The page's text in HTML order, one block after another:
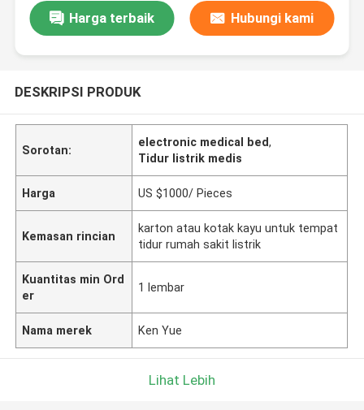
Harga terbaik Hubungi kami
DESKRIPSI PRODUK
Sorotan:
electronic medical bed,
Tidur listrik medis
Harga US $1000/ Pieces
Kemasan rincian
karton atau kotak kayu untuk tempat
tidur rumah sakit listrik
Kuantitas min Ord
er
1 lembar
Nama merek Ken Yue
Lihat Lebih